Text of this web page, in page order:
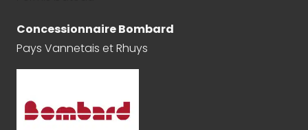
Concessionnaire Bombard
Pays Vannetais et Rhuys